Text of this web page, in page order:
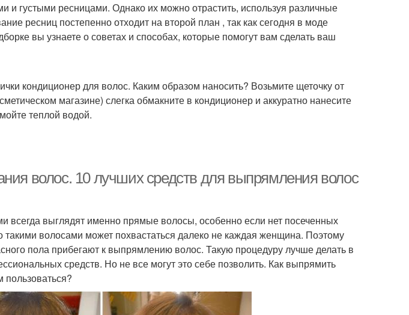
и густыми ресницами. Однако их можно отрастить, используя различные
ресниц постепенно отходит на второй план , так как сегодня в моде
вы узнаете о советах и способах, которые помогут вам сделать ваш
кондиционер для волос. Каким образом наносить? Возьмите щеточку от
магазине) слегка обмакните в кондиционер и аккуратно нанесите
теплой водой.
волос. 10 лучших средств для выпрямления волос
выглядят именно прямые волосы, особенно если нет посеченных
такими волосами может похвастаться далеко не каждая женщина. Поэтому
пола прибегают к выпрямлению волос. Такую процедуру лучше делать в
средств. Но не все могут это себе позволить. Как выпрямить